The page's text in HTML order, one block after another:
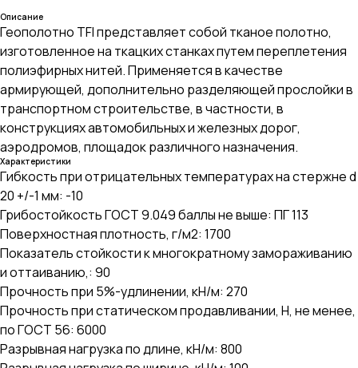
Описание
Геополотно TFI представляет собой тканое полотно,
изготовленное на ткацких станках путем переплетения
полиэфирных нитей. Применяется в качестве
армирующей, дополнительно разделяющей прослойки в
транспортном строительстве, в частности, в
конструкциях автомобильных и железных дорог,
аэродромов, площадок различного назначения.
Характеристики
Гибкость при отрицательных температурах на стержне d
20 +/-1 мм: -10
Грибостойкость ГОСТ 9.049 баллы не выше: ПГ 113
Поверхностная плотность, г/м2: 1700
Показатель стойкости к многократному замораживанию
и оттаиванию,: 90
Прочность при 5%-удлинении, кН/м: 270
Прочность при статическом продавливании, Н, не менее,
по ГОСТ 56: 6000
Разрывная нагрузка по длине, кН/м: 800